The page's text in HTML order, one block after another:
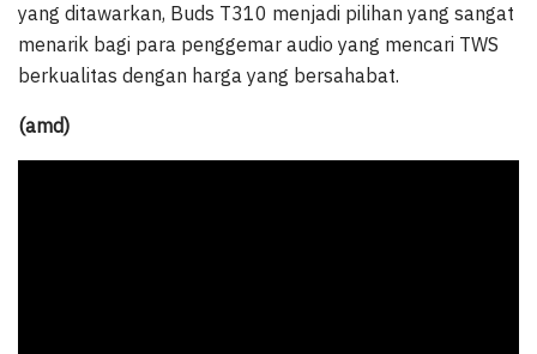
yang ditawarkan, Buds T310 menjadi pilihan yang sangat
menarik bagi para penggemar audio yang mencari TWS
berkualitas dengan harga yang bersahabat.
(amd)